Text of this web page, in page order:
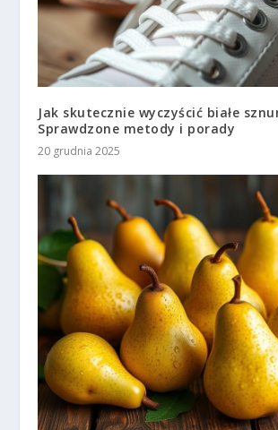
Jak skutecznie wyczyścić białe
Sprawdzone metody i porady
20 grudnia 2025